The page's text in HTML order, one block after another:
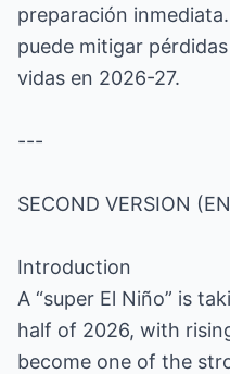
preparación
puede mitigar
vidas en 2026-27.
---
SECOND VERSION
Introduction
A “super El Niño” is
half of 2026, with
become one of the